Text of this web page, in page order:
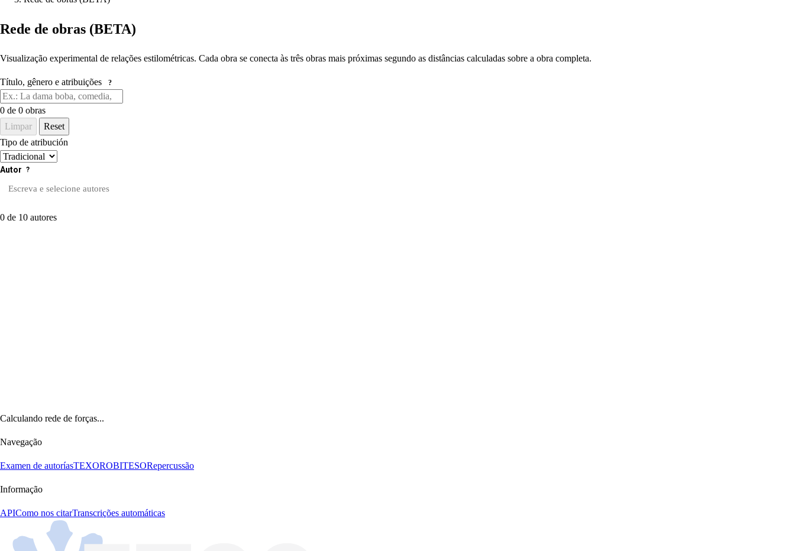
Rede de obras (BETA)
Visualização experimental de relações estilométricas. Cada obra se conecta às três obras mais próximas segundo as distâncias calculadas sobre a obra completa.
Título, gênero e atribuições ?
0 de 0 obras
Limpar
Reset
Tipo de atribución
Autor ?
0 de 10 autores
Calculando rede de forças...
Navegação
Examen de autoríasTEXOROBITESORepercussão
Informação
APIComo nos citarTranscrições automáticas